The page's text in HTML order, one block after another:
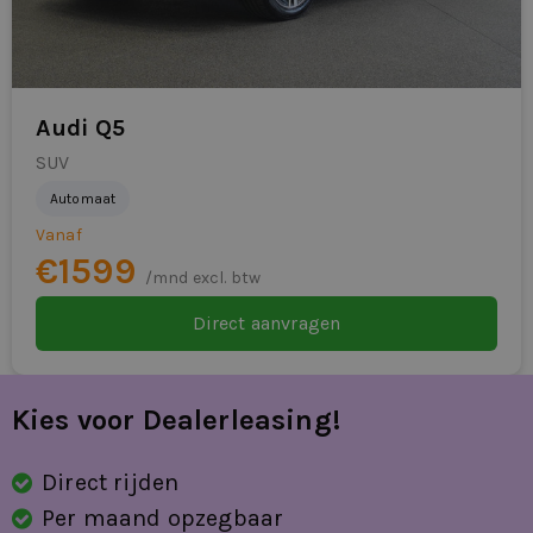
parkeer assistent
passagiersairbag
Radio- en multimediasysteem 'Composition
Media'
rijstrooksensor met correctie
spraakbediening
Audi Q5
SUV
Automaat
Vanaf
€1599 /mnd excl. btw
Direct aanvragen
Kies voor Dealerleasing!
Direct rijden
Per maand opzegbaar